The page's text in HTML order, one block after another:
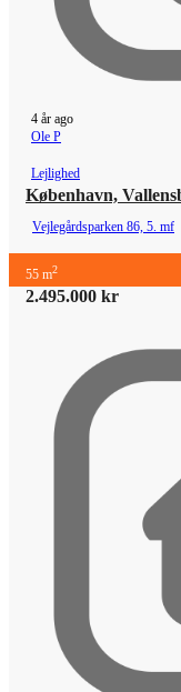
4 år ago
Ole P
Lejlighed
Vejlegårdsparken 86, 5. mf
55 m2
2.495.000 kr